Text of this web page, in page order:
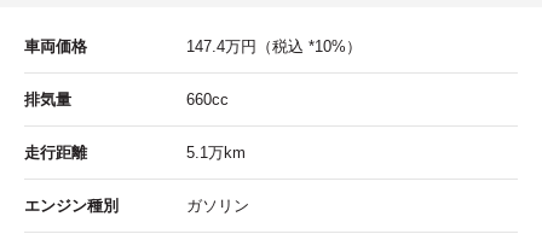
車両価格 147.4万円 （税込 *10%）
排気量 660cc
走行距離 5.1 万km
エンジン種別 ガソリン